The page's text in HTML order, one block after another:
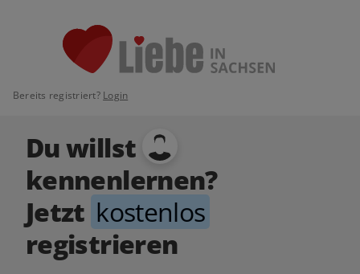
Bereits registriert? Login
Du willst
kennenlernen?
Jetzt kostenlos
registrieren